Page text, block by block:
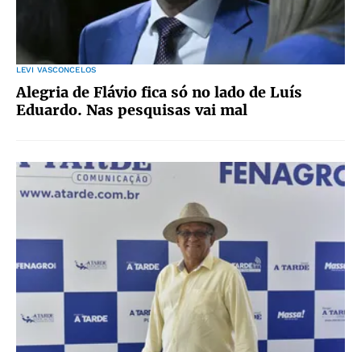
LEVI VASCONCELOS
Alegria de Flávio fica só no lado de Luís
Eduardo. Nas pesquisas vai mal